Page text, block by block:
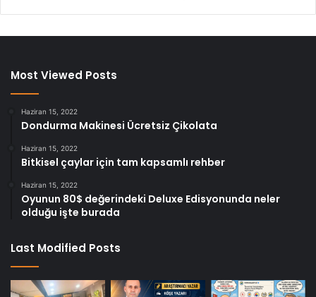
Most Viewed Posts
Haziran 15, 2022
Dondurma Makinesi Ücretsiz Çikolata
Haziran 15, 2022
Bitkisel çaylar için tam kapsamlı rehber
Haziran 15, 2022
Oyunun 80$ değerindeki Deluxe Edisyonunda neler
olduğu işte burada
Last Modified Posts